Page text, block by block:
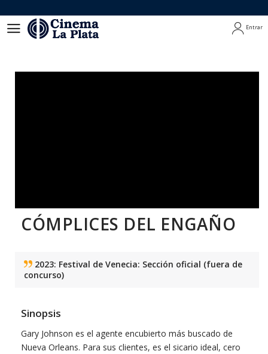
Entrar
CÓMPLICES DEL ENGAÑO
2023: Festival de Venecia: Sección oficial (fuera de
concurso)
Sinopsis
Gary Johnson es el agente encubierto más buscado de
Nueva Orleans. Para sus clientes, es el sicario ideal, cero